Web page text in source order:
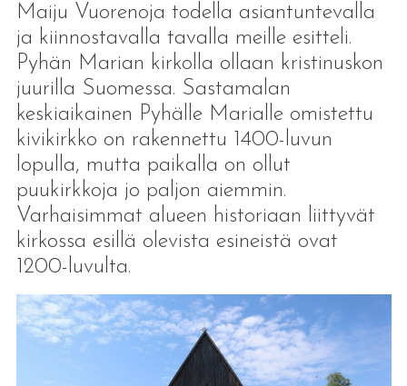
Maiju Vuorenoja todella asiantuntevalla
ja kiinnostavalla tavalla meille esitteli.
Pyhän Marian kirkolla ollaan kristinuskon
juurilla Suomessa. Sastamalan
keskiaikainen Pyhälle Marialle omistettu
kivikirkko on rakennettu 1400-luvun
lopulla, mutta paikalla on ollut
puukirkkoja jo paljon aiemmin.
Varhaisimmat alueen historiaan liittyvät
kirkossa esillä olevista esineistä ovat
1200-luvulta.